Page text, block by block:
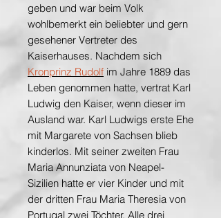
geben und war beim Volk
wohlbemerkt ein beliebter und gern
gesehener Vertreter des
Kaiserhauses. Nachdem sich
Kronprinz Rudolf im Jahre 1889 das
Leben genommen hatte, vertrat Karl
Ludwig den Kaiser, wenn dieser im
Ausland war. Karl Ludwigs erste Ehe
mit Margarete von Sachsen blieb
kinderlos. Mit seiner zweiten Frau
Maria Annunziata von Neapel-
Sizilien hatte er vier Kinder und mit
der dritten Frau Maria Theresia von
Portugal zwei Töchter. Alle drei